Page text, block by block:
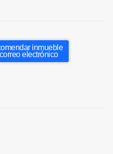
inmueble
electrónico